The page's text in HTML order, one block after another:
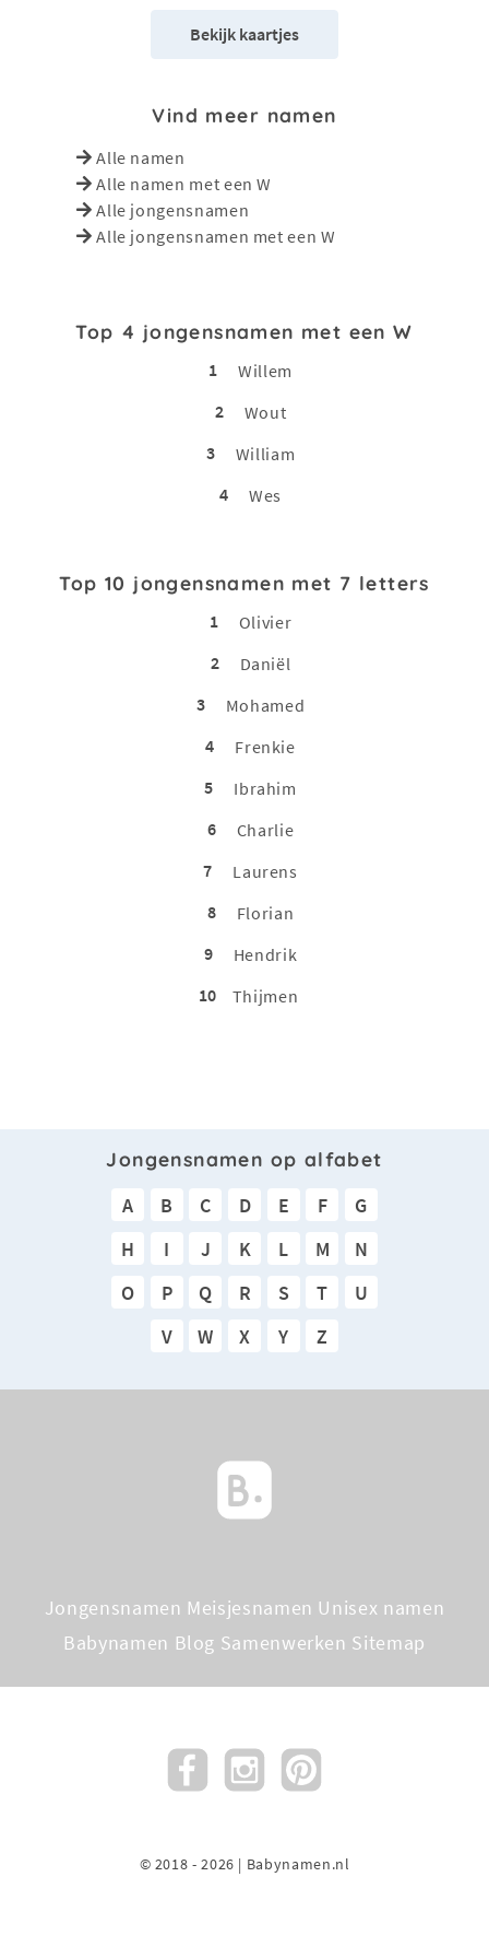
Bekijk kaartjes
Vind meer namen
Alle namen
Alle namen met een W
Alle jongensnamen
Alle jongensnamen met een W
Top 4 jongensnamen met een W
1
Willem
2
Wout
3
William
4
Wes
Top 10 jongensnamen met 7 letters
1
Olivier
2
Daniël
3
Mohamed
4
Frenkie
5
Ibrahim
6
Charlie
7
Laurens
8
Florian
9
Hendrik
10
Thijmen
Jongensnamen op alfabet
A B C D E F
G
H
I J K L M
N
O
P Q R S T
U
V
W X Y Z
Jongensnamen Meisjesnamen Unisex namen
Babynamen Blog Samenwerken Sitemap
© 2018 - 2026 | Babynamen.nl